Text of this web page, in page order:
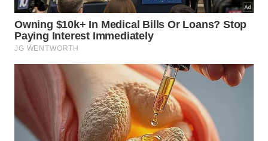
Festival do Cambuci integra o calendário gastronômico de
Caraguatatuba -Hugo Labanca/PMC
O município também recebe a Festa da Paróquia
de Pesca, o Festival do Cambuci, o Festival da
Tainha e o tradicional Festival do Camarão, um dos
principais eventos do calendário local.